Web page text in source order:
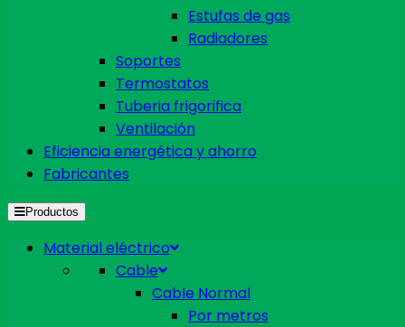
Estufas de gas
Radiadores
Soportes
Termostatos
Tuberia frigorifica
Ventilación
Eficiencia energética y ahorro
Fabricantes
Productos
Material eléctrico
Cable
Cable Normal
Por metros